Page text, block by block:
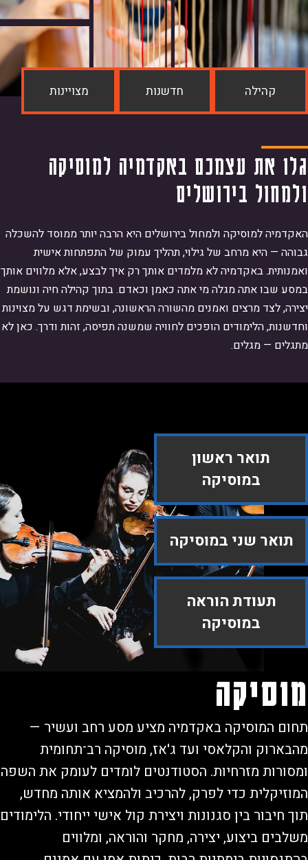
קהילה חדשנות מצויינות
גלו את עצמכם באקדמיה למוסיקה
בירושלים
האקדמיה למוסיקה ולמחול בירושלים היא הרבה יותר ממוסד להשכלה
גבוהה — היא מרחב של גילוי, תהליך עמוק של התפתחות אישית
ואמנותית. באקדמיה לא מלמדים אותך רק איך לבצע, אלא מלווים אותך
במסע שבו אתה מגלה מי אתה כאמן וכאדם. בתוך קהילה חיה ונושמת
יצירה, לצד מרצים ואמנים מהשורה הראשונה, ובשימת דגש על מצוינות
וחדשנות, הלימודים הופכים לחוויה שמשנה תפיסה, זהות ודרך. כאן לא
— מגלים.
מהבארוק והקלאסי ועד ג'אז, מוסיקה רב־תחומית
ומסורות מזרחיות. הסטודנטים לומדים לעומק את השפה
המוזיקלית כדי לפרק, להרכיב ולהמציא אותה מחדש,
תוך חיבור בין סגנונות ויצירת קול אישי ייחודי. הלימודים
משלבים ביצוע, יצירה, מחקר והוראה, ומלווים
תואר ראשון
במוסיקה
תואר שני במוסיקה
תעודת הוראה
במוסיקה
מסלול למוסיקה מוקדמת
מסלול תיאטרון מוסיקלי ומחזמר
מסלול מוסיקה מאולתרת בת-זמננו
מסלול הלחנה למדיה
מסלול מוסיקה מזרחית
הממונה על המשמעת
זכויות סטודנטים בשירות מילואים
סטודנטים שאינם דוברים עברית כשפת אם